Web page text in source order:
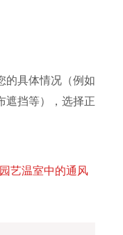
的具体情况（例如
遮挡等），选择正
园艺温室中的通风